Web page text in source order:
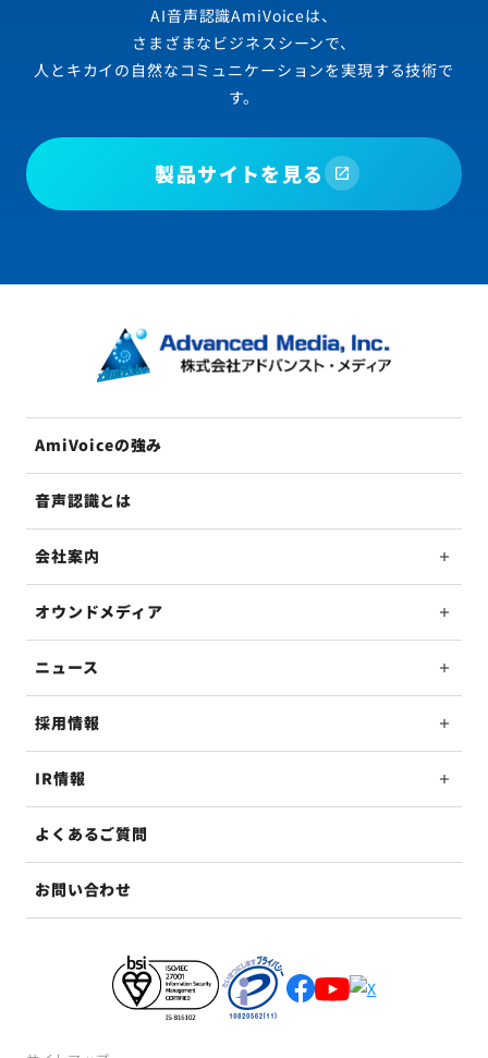
AI音声認識AmiVoiceは、
さまざまなビジネスシーンで、
人とキカイの自然なコミュニケーションを実現する技術で
す。
製品サイトを見る
AmiVoiceの強み
音声認識とは
会社案内
オウンドメディア
ニュース
採用情報
IR情報
よくあるご質問
お問い合わせ